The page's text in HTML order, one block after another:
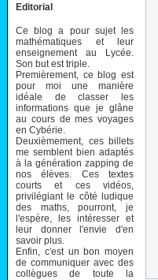
Editorial
Ce blog a pour sujet les
mathématiques et leur
enseignement au Lycée.
Son but est triple.
Premièrement, ce blog est
pour moi une manière
idéale de classer les
informations que je glâne
au cours de mes voyages
en Cybérie.
Deuxièmement, ces billets
me semblent bien adaptés
à la génération zapping de
nos élèves. Ces textes
courts et ces vidéos,
privilégiant le côté ludique
des maths, pourront, je
l'espère, les intéresser et
leur donner l'envie d'en
savoir plus.
Enfin, c'est un bon moyen
de communiquer avec des
collègues de toute la